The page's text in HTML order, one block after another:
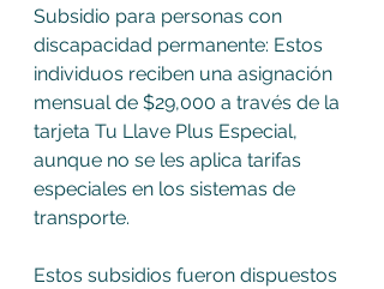
Subsidio para personas con
discapacidad permanente: Estos
individuos reciben una asignación
mensual de $29,000 a través de la
tarjeta Tu Llave Plus Especial,
aunque no se les aplica tarifas
especiales en los sistemas de
transporte.
Estos subsidios fueron dispuestos